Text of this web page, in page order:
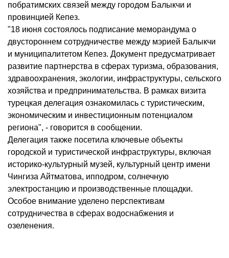
побратимских связей между городом Балыкчи и
провинцией Кепез.
"18 июня состоялось подписание меморандума о
двустороннем сотрудничестве между мэрией Балыкчи
и муниципалитетом Кепез. Документ предусматривает
развитие партнерства в сферах туризма, образования,
здравоохранения, экологии, инфраструктуры, сельского
хозяйства и предпринимательства. В рамках визита
турецкая делегация ознакомилась с туристическим,
экономическим и инвестиционным потенциалом
региона", - говорится в сообщении.
Делегация также посетила ключевые объекты
городской и туристической инфраструктуры, включая
историко-культурный музей, культурный центр имени
Чингиза Айтматова, ипподром, солнечную
электростанцию и производственные площадки.
Особое внимание уделено перспективам
сотрудничества в сферах водоснабжения и
озеленения.